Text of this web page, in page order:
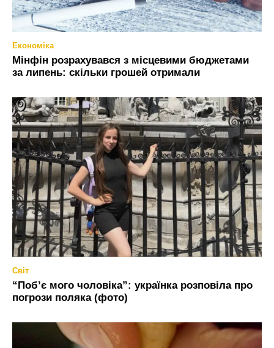
Економіка
Мінфін розрахувався з місцевими бюджетами
за липень: скільки грошей отримали
Світ
“Побʼє мого чоловіка”: українка розповіла про
погрози поляка (фото)